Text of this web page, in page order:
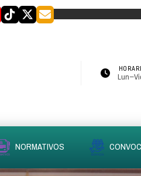
NORMATIVOS
slider